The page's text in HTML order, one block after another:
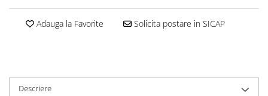
Tratamente ingrjire corp
Perii de par
Accesorii si rezerve
Adauga la Favorite Solicita postare in SICAP
Descriere